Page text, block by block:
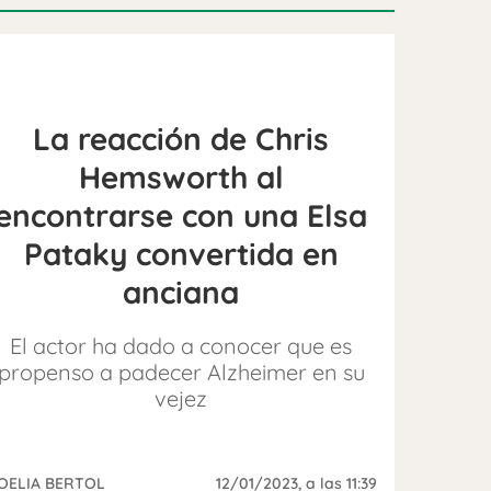
La reacción de Chris
Hemsworth al
con una Elsa
Pataky convertida en
anciana
El actor ha dado a conocer que es
a padecer Alzheimer en su
vejez
BERTOL 12/01/2023, a las 11:39